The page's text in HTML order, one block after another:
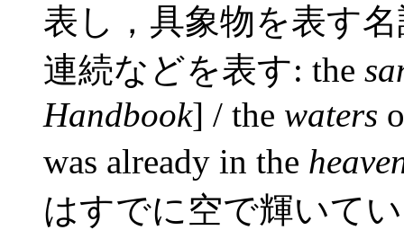
表し，具象物を表す
連続などを表す: the
Handbook] / the waters
was already in the
はすでに空で輝いて